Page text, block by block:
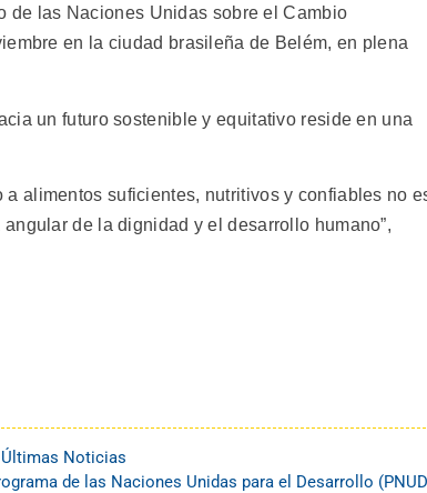
de las Naciones Unidas sobre el Cambio
en la ciudad brasileña de Belém, en plena
un futuro sostenible y equitativo reside en una
alimentos suficientes, nutritivos y confiables no
de la dignidad y el desarrollo humano”,
Últimas Noticias
de las Naciones Unidas para el Desarrollo